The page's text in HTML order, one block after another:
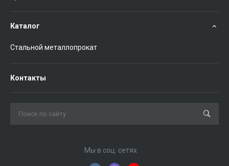
Каталог
Стальной металлопрокат
Контакты
Мы в соц. сетях